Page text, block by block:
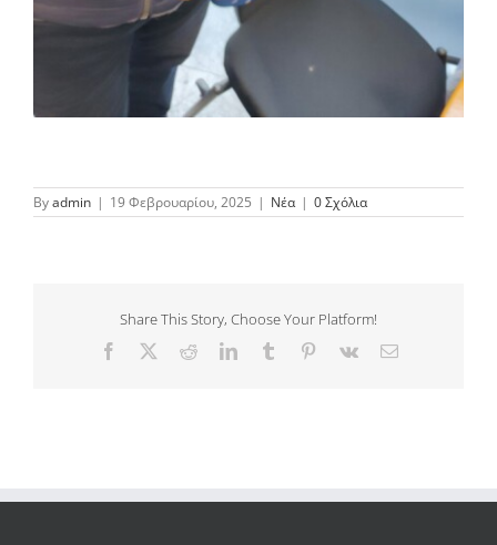
Byadmin | 19 Φεβρουαρίου, 2025 | Νέα | 0 Σχόλια
Share This Story, Choose Your Platform!
Facebook
TwitterRedditLinkedInTumblr Pinterest
Vk Email